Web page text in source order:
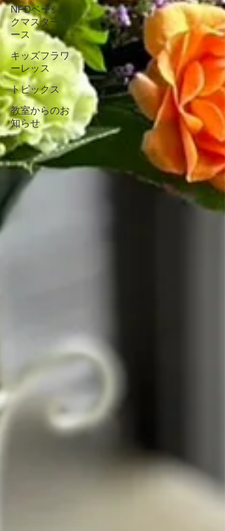
NFDベーシッ
クマスターコ
ース
キッズフラワ
ーレッス
トピックス
教室からのお
知らせ